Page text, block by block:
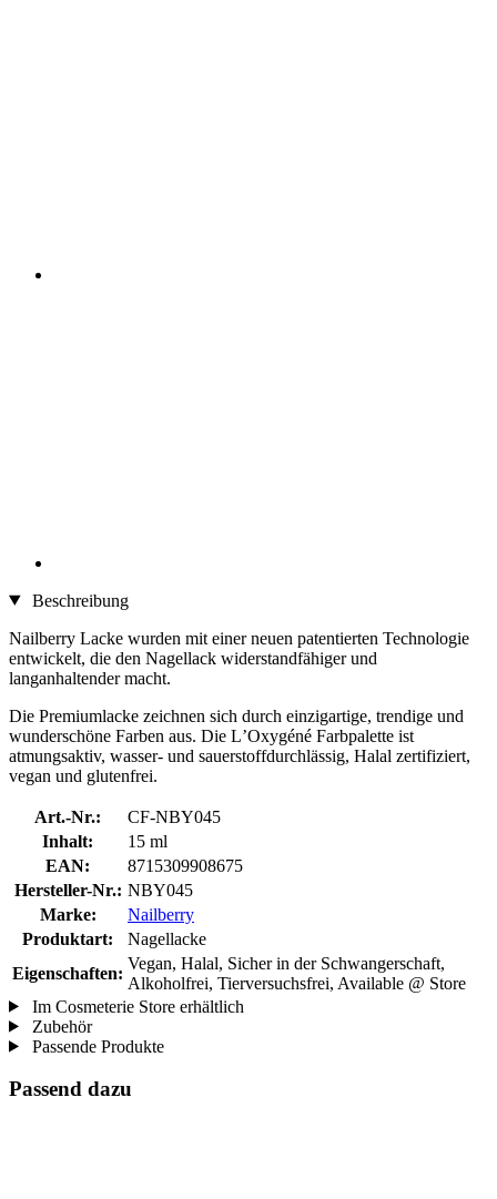
Beschreibung
Nailberry Lacke wurden mit einer neuen patentierten Technologie
entwickelt, die den Nagellack widerstandfähiger und
langanhaltender macht.
Die Premiumlacke zeichnen sich durch einzigartige, trendige und
wunderschöne Farben aus. Die LʼOxygéné Farbpalette ist
atmungsaktiv, wasser- und sauerstoffdurchlässig, Halal zertifiziert,
vegan und glutenfrei.
Art.-Nr.:
CF-NBY045
Inhalt:
15 ml
EAN:
8715309908675
Hersteller-Nr.: NBY045
Marke:
Nailberry
Produktart:
Nagellacke
Eigenschaften:
Vegan, Halal, Sicher in der Schwangerschaft,
Alkoholfrei, Tierversuchsfrei, Available @ Store
Im Cosmeterie Store erhältlich
Zubehör
Passende Produkte
Passend dazu